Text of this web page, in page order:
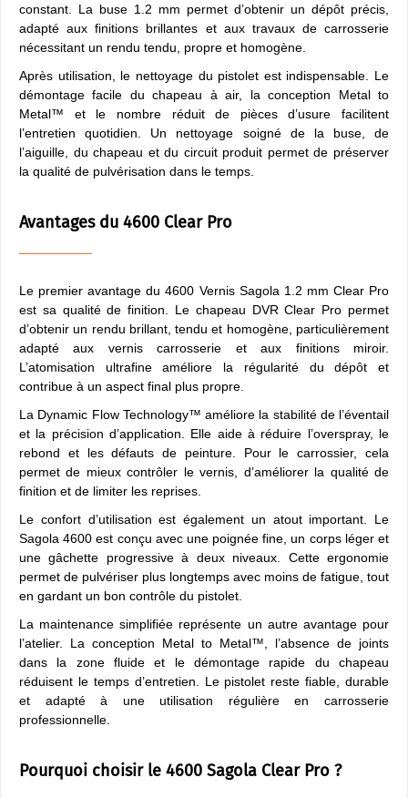
constant. La buse 1.2 mm permet d’obtenir un dépôt précis,
adapté aux finitions brillantes et aux travaux de carrosserie
nécessitant un rendu tendu, propre et homogène.
Après utilisation, le nettoyage du pistolet est indispensable. Le
démontage facile du chapeau à air, la conception Metal to
Metal™ et le nombre réduit de pièces d’usure facilitent
l’entretien quotidien. Un nettoyage soigné de la buse, de
l’aiguille, du chapeau et du circuit produit permet de préserver
la qualité de pulvérisation dans le temps.
Avantages du 4600 Clear Pro
Le premier avantage du 4600 Vernis Sagola 1.2 mm Clear Pro
est sa qualité de finition. Le chapeau DVR Clear Pro permet
d’obtenir un rendu brillant, tendu et homogène, particulièrement
adapté aux vernis carrosserie et aux finitions miroir.
L’atomisation ultrafine améliore la régularité du dépôt et
contribue à un aspect final plus propre.
La Dynamic Flow Technology™ améliore la stabilité de l’éventail
et la précision d’application. Elle aide à réduire l’overspray, le
rebond et les défauts de peinture. Pour le carrossier, cela
permet de mieux contrôler le vernis, d’améliorer la qualité de
finition et de limiter les reprises.
Le confort d’utilisation est également un atout important. Le
Sagola 4600 est conçu avec une poignée fine, un corps léger et
une gâchette progressive à deux niveaux. Cette ergonomie
permet de pulvériser plus longtemps avec moins de fatigue, tout
en gardant un bon contrôle du pistolet.
La maintenance simplifiée représente un autre avantage pour
l’atelier. La conception Metal to Metal™, l’absence de joints
dans la zone fluide et le démontage rapide du chapeau
réduisent le temps d’entretien. Le pistolet reste fiable, durable
et adapté à une utilisation régulière en carrosserie
professionnelle.
Pourquoi choisir le 4600 Sagola Clear Pro ?